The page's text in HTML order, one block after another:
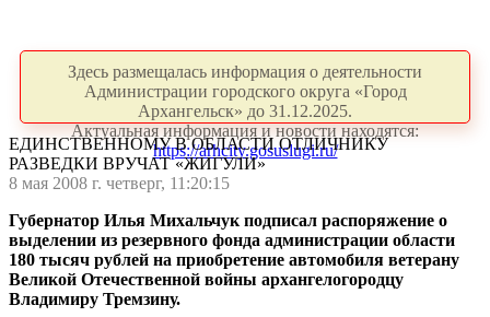
Здесь размещалась информация о деятельности
Администрации городского округа «Город
Архангельск» до 31.12.2025.
Актуальная информация и новости находятся:
https://arhcity.gosuslugi.ru/
ЕДИНСТВЕННОМУ В ОБЛАСТИ ОТЛИЧНИКУ
РАЗВЕДКИ ВРУЧАТ «ЖИГУЛИ»
8 мая 2008 г. четверг, 11:20:15
Губернатор Илья Михальчук подписал распоряжение о
выделении из резервного фонда администрации области
180 тысяч рублей на приобретение автомобиля ветерану
Великой Отечественной войны архангелогородцу
Владимиру Тремзину.